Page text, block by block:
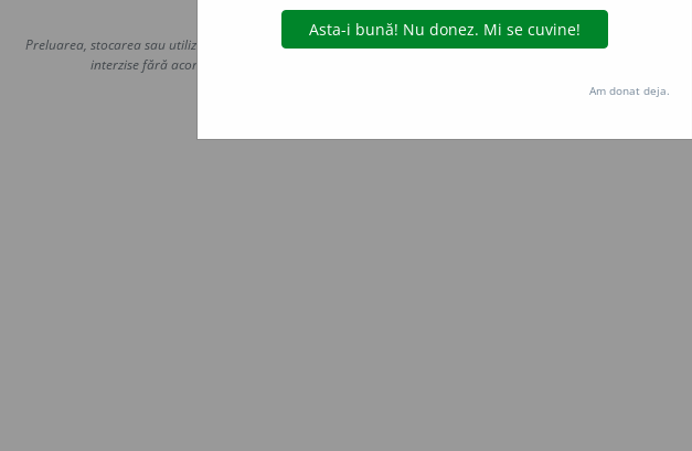
Copyright © 2004-2026 dexonline (https://dexonline.ro)
Preluarea, stocarea sau utilizarea datelor de pe acest site, inclusiv prin orice metode de extragere automată
interzise fără acordul nostru prealabil scris, cu excepția seturilor de date oferite oficial spre utilizare
Hosterion
Am donat deja.